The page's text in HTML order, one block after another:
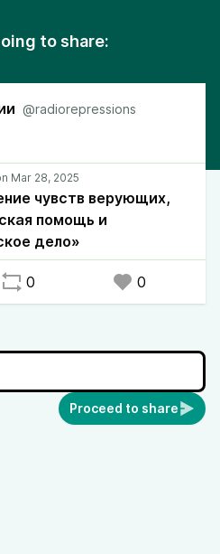
to share:
@radiorepressions
чувств верующих,
помощь и
дело»
0 0
Proceed to share